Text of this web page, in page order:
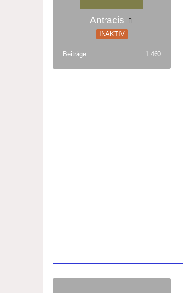
Antracis
INAKTIV
Beiträge 1.460